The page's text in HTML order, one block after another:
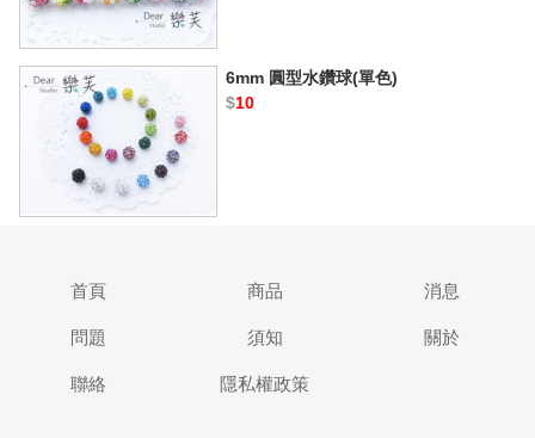
6mm 圓型水鑽球(單色)
$10
首頁 商品 消息
問題 須知 關於
聯絡 隱私權政策